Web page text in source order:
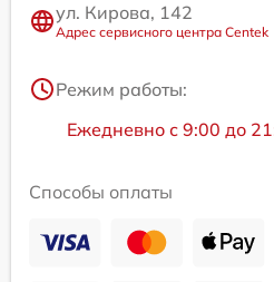
ул. Кирова, 142
Адрес сервисного центра Centek
Режим работы:
Ежедневно с 9:00 до
Способы оплаты